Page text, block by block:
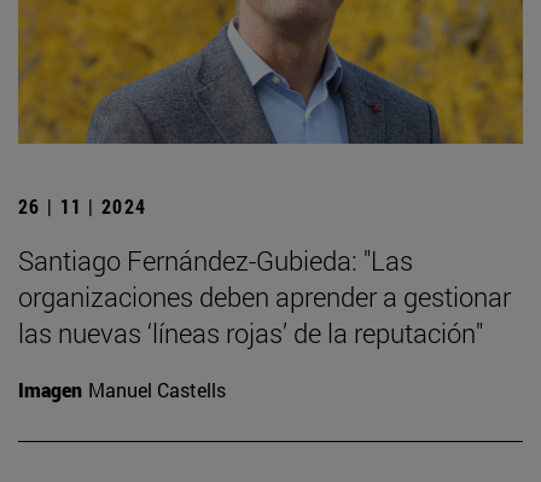
26 | 11 | 2024
Santiago Fernández-Gubieda: "Las
organizaciones deben aprender a gestionar
las nuevas ‘líneas rojas’ de la reputación"
Imagen Manuel Castells